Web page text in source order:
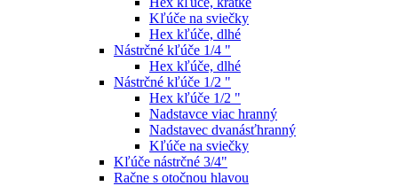
Kľúče na sviečky
Hex kľúče, dlhé
Nástrčné kľúče 1/4 "
Hex kľúče, dlhé
Nástrčné kľúče 1/2 "
Hex kľúče 1/2 "
Nadstavce viac hranný
Nadstavec dvanásťhranný
Kľúče na sviečky
Kľúče nástrčné 3/4"
Račne s otočnou hlavou